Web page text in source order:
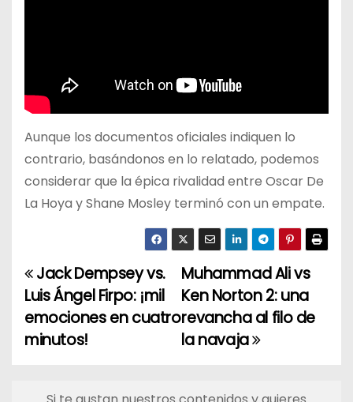
Aunque los documentos oficiales indiquen lo
contrario, basándonos en lo relatado, podemos
considerar que la épica rivalidad entre Oscar De
La Hoya y Shane Mosley terminó con un empate.
N
a
v
Muhammad Ali vs
Ken Norton 2: una
revancha al filo de
la navaja
Jack Dempsey vs.
Luis Ángel Firpo: ¡mil
emociones en cuatro
minutos!